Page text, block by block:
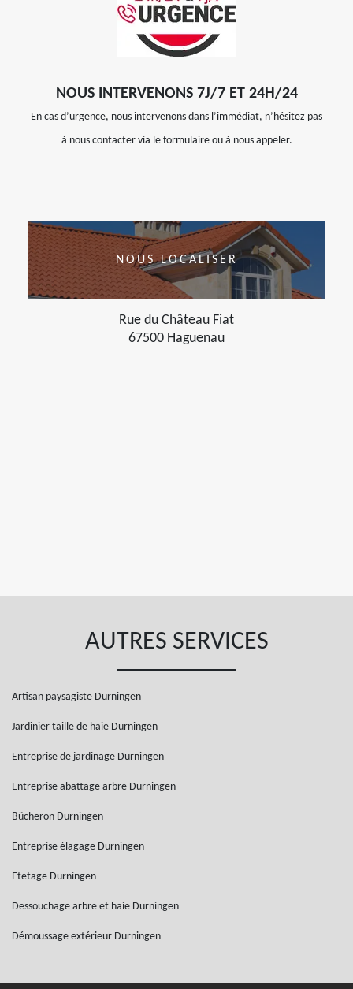
NOUS INTERVENONS 7J/7 ET 24H/24
En cas d’urgence, nous intervenons dans l’immédiat, n’hésitez pas
à nous contacter via le formulaire ou à nous appeler.
NOUS LOCALISER
Rue du Château Fiat
67500 Haguenau
AUTRES SERVICES
Artisan paysagiste Durningen
Jardinier taille de haie Durningen
Entreprise de jardinage Durningen
Entreprise abattage arbre Durningen
Bûcheron Durningen
Entreprise élagage Durningen
Etetage Durningen
Dessouchage arbre et haie Durningen
Démoussage extérieur Durningen